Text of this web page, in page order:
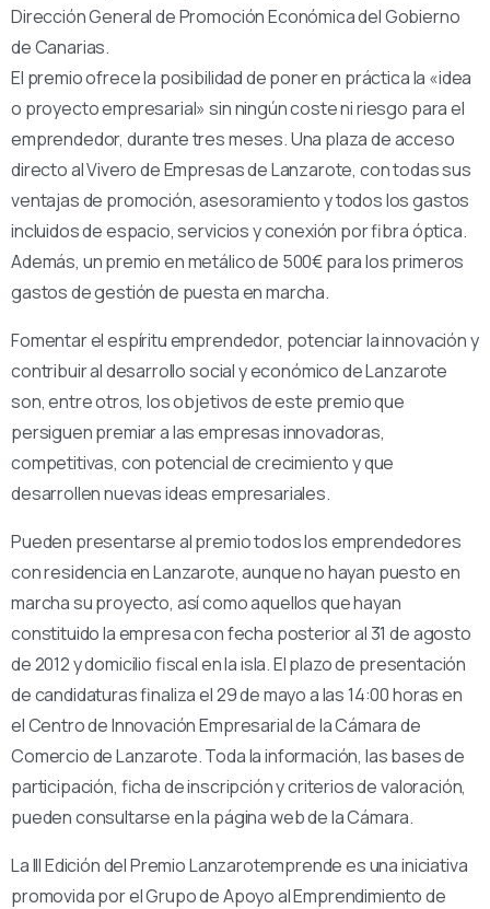
Dirección General de Promoción Económica del Gobierno
de Canarias.
El premio ofrece la posibilidad de poner en práctica la «idea
o proyecto empresarial» sin ningún coste ni riesgo para el
emprendedor, durante tres meses. Una plaza de acceso
directo al Vivero de Empresas de Lanzarote, con todas sus
ventajas de promoción, asesoramiento y todos los gastos
incluidos de espacio, servicios y conexión por fibra óptica.
Además, un premio en metálico de 500€ para los primeros
gastos de gestión de puesta en marcha.
Fomentar el espíritu emprendedor, potenciar la innovación y
contribuir al desarrollo social y económico de Lanzarote
son, entre otros, los objetivos de este premio que
persiguen premiar a las empresas innovadoras,
competitivas, con potencial de crecimiento y que
desarrollen nuevas ideas empresariales.
Pueden presentarse al premio todos los emprendedores
con residencia en Lanzarote, aunque no hayan puesto en
marcha su proyecto, así como aquellos que hayan
constituido la empresa con fecha posterior al 31 de agosto
de 2012 y domicilio fiscal en la isla. El plazo de presentación
de candidaturas finaliza el 29 de mayo a las 14:00 horas en
el Centro de Innovación Empresarial de la Cámara de
Comercio de Lanzarote. Toda la información, las bases de
participación, ficha de inscripción y criterios de valoración,
pueden consultarse en la página web de la Cámara.
La III Edición del Premio Lanzarotemprende es una iniciativa
promovida por el Grupo de Apoyo al Emprendimiento de